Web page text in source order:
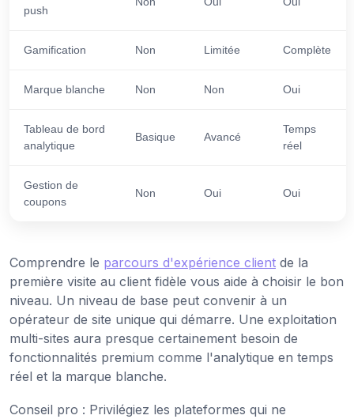
push
Gamification Non Limitée Complète
Marque blanche Non Non Oui
Tableau de bord
analytique
Basique Avancé
Temps
réel
Gestion de
coupons
Non Oui Oui
Comprendre le parcours d'expérience client de la
première visite au client fidèle vous aide à choisir le bon
niveau. Un niveau de base peut convenir à un
opérateur de site unique qui démarre. Une exploitation
multi-sites aura presque certainement besoin de
fonctionnalités premium comme l'analytique en temps
réel et la marque blanche.
Conseil pro : Privilégiez les plateformes qui ne